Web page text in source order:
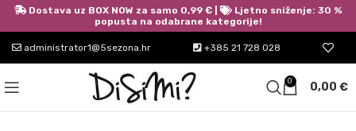
administrator1@5sezona.hr +385 21 728 028
0 0,00 €
Dostava uz BOX NOW za samo 0,99 € |
Ljetno sniženje: 30 %
popusta na odabrane kategorije!